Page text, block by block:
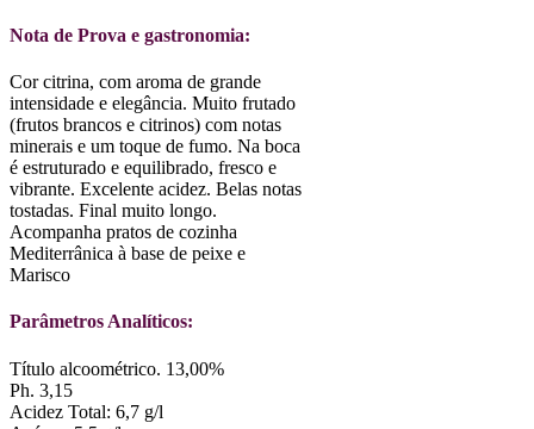
Nota de Prova e gastronomia:
Cor citrina, com aroma de grande
intensidade e elegância. Muito frutado
(frutos brancos e citrinos) com notas
minerais e um toque de fumo. Na boca
é estruturado e equilibrado, fresco e
vibrante. Excelente acidez. Belas notas
tostadas. Final muito longo.
Acompanha pratos de cozinha
Mediterrânica à base de peixe e
Marisco
Parâmetros Analíticos:
Título alcoométrico. 13,00%
Ph. 3,15
Acidez Total: 6,7 g/l